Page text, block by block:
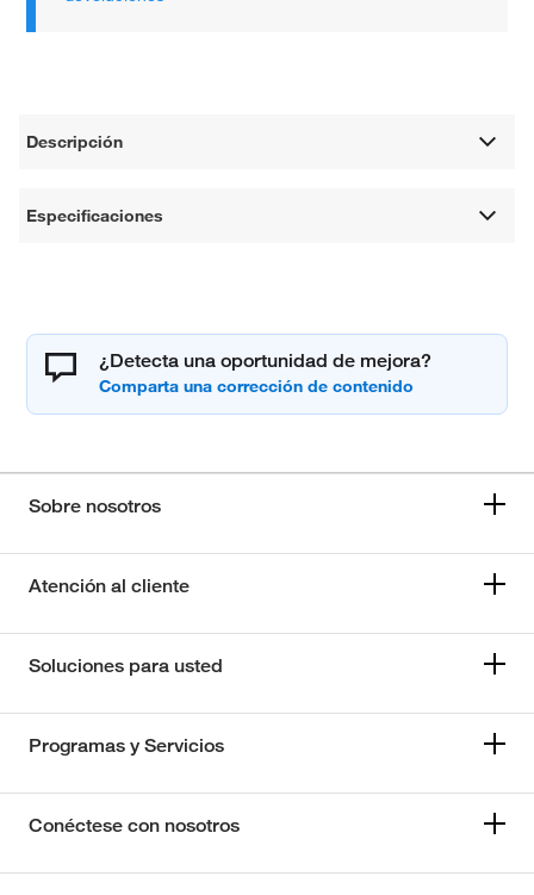
Descripción
Especificaciones
¿Detecta una oportunidad de mejora?
Sobre nosotros
Atención al cliente
Soluciones para usted
Programas y Servicios
Conéctese con nosotros